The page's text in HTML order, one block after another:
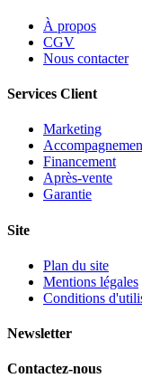
À propos
CGV
Nous contacter
Services Client
Marketing
Financement
Après-vente
Garantie
Site
Plan du site
Mentions légales
Conditions
Newsletter
Contactez-nous